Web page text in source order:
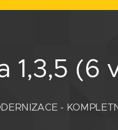
1,3,5 (6
-